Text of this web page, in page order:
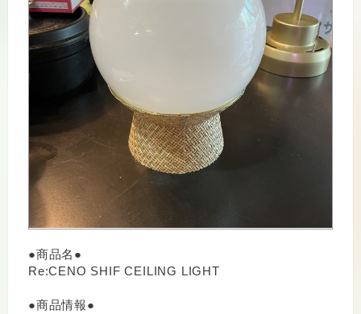
●商品名●
Re:CENO SHIF CEILING LIGHT
●商品情報●